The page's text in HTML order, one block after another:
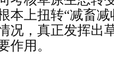
本上扭转“减畜
况，真正发挥出
作用。